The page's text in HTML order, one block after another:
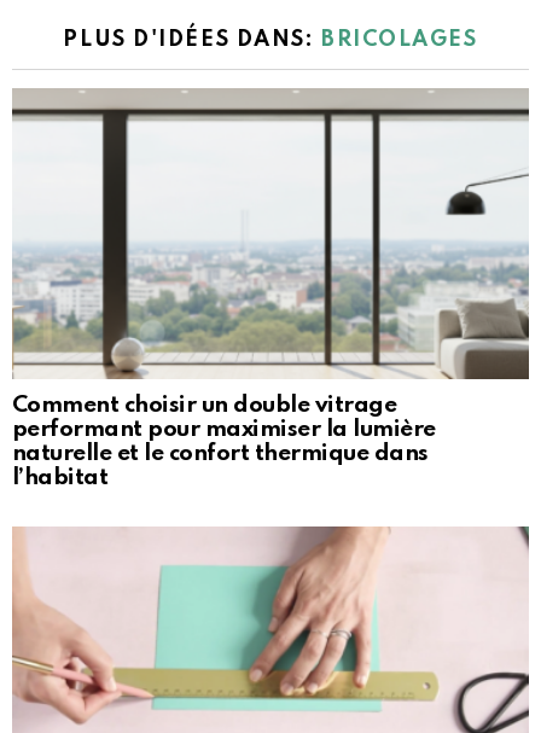
PLUS D'IDÉES DANS: BRICOLAGES
Comment choisir un double vitrage
performant pour maximiser la lumière
naturelle et le confort thermique dans
l’habitat